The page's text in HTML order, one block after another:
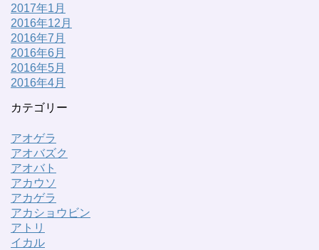
2017年1月
2016年12月
2016年7月
2016年6月
2016年5月
2016年4月
カテゴリー
アオゲラ
アオバズク
アオバト
アカウソ
アカゲラ
アカショウビン
アトリ
イカル